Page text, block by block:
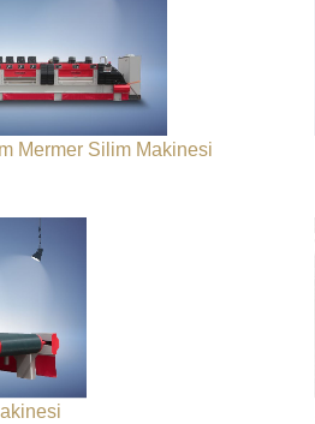
Mermer Silim Makinesi